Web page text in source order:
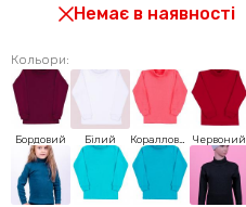
Немає в наявності
Кольори:
Бордовий Білий Коралловий Червоний